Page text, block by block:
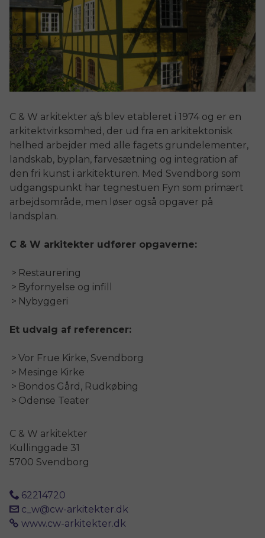
C & W arkitekter a/s blev etableret i 1974 og er en
arkitektvirksomhed, der ud fra en arkitektonisk
helhed arbejder med alle fagets grundelementer,
landskab, byplan, farvesætning og integration af
den fri kunst i arkitekturen. Med Svendborg som
udgangspunkt har tegnestuen Fyn som primært
arbejdsområde, men løser også opgaver på
landsplan.
C & W arkitekter udfører opgaverne:
Restaurering
Byfornyelse og infill
Nybyggeri
Et udvalg af referencer:
Vor Frue Kirke, Svendborg
Mesinge Kirke
Bondos Gård, Rudkøbing
Odense Teater
C & W arkitekter
Kullinggade 31
5700 Svendborg
62214720
c_w@cw-arkitekter.dk
www.cw-arkitekter.dk